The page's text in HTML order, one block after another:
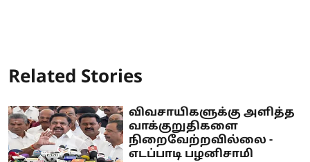
Related Stories
விவசாயிகளுக்கு அளித்த
வாக்குறுதிகளை
நிறைவேற்றவில்லை -
எடப்பாடி பழனிசாமி